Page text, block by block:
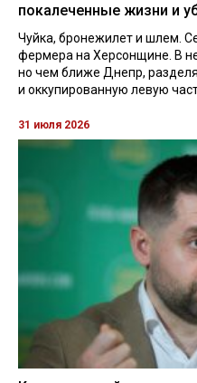
покалеченные жизни и
Чуйка, бронежилет и шлем.
фермера на Херсонщине. В
но чем ближе Днепр,
и оккупированную левую
31 июля 2026